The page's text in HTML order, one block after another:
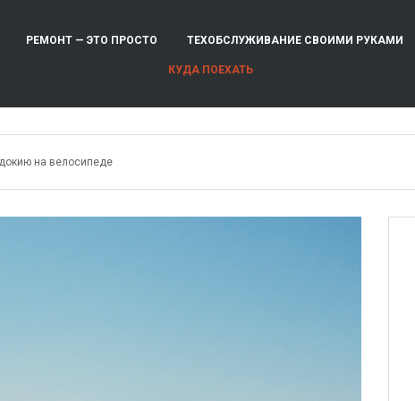
РЕМОНТ — ЭТО ПРОСТО ТЕХОБСЛУЖИВАНИЕ СВОИМИ РУКАМИ
КУДА ПОЕХАТЬ
на велосипеде